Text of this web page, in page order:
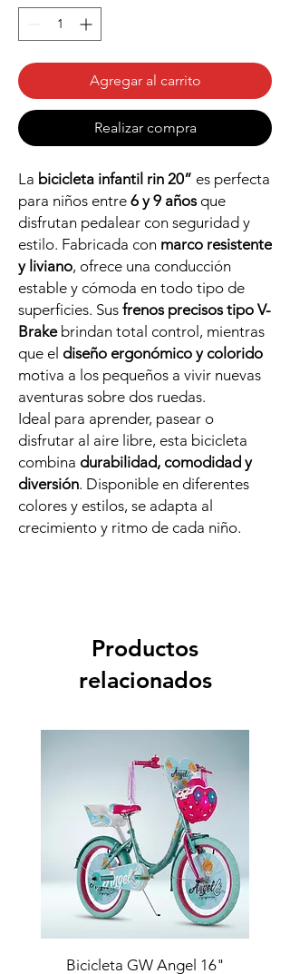
Agregar al carrito
Realizar compra
La bicicleta infantil rin 20” es perfecta
para niños entre 6 y 9 añosque
disfrutan pedalear con seguridad y
estilo. Fabricada con marco resistente
y liviano, ofrece una conducción
estable y cómoda en todo tipo de
superficies. Sus frenos precisos tipo V-
Brakebrindan total control, mientras
que el diseño ergonómico y colorido
motiva a los pequeños a vivir nuevas
aventuras sobre dos ruedas.
Ideal para aprender, pasear o
disfrutar al aire libre, esta bicicleta
combina durabilidad, comodidad y
diversión. Disponible en diferentes
colores y estilos, se adapta al
crecimiento y ritmo de cada niño.
Productos
relacionados
Bicicleta GW Angel 16"